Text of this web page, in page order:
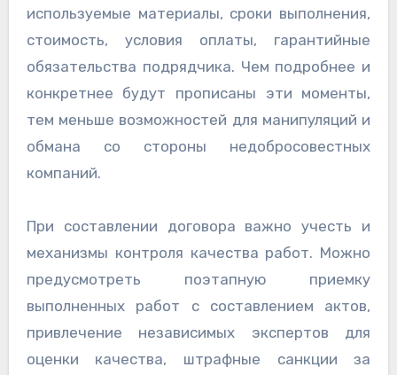
используемые материалы, сроки выполнения,
стоимость, условия оплаты, гарантийные
обязательства подрядчика. Чем подробнее и
конкретнее будут прописаны эти моменты,
тем меньше возможностей для манипуляций и
обмана со стороны недобросовестных
компаний.
При составлении договора важно учесть и
механизмы контроля качества работ. Можно
предусмотреть поэтапную приемку
выполненных работ с составлением актов,
привлечение независимых экспертов для
оценки качества, штрафные санкции за